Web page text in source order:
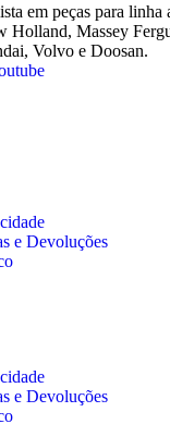
em peças para linha
Holland, Massey
Volvo e Doosan.
e Devoluções
e Devoluções